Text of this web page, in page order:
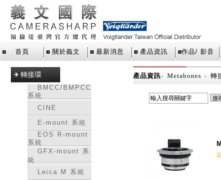
首頁 關於義文 最新消息 產品資訊 作品/ 影音
轉接環
BMCC/BMPCC
系統
CINE
E-mount 系統
EOS R-mount
系統
GFX-mount 系
統
Leica M 系統
產品資訊- Metabones - 轉